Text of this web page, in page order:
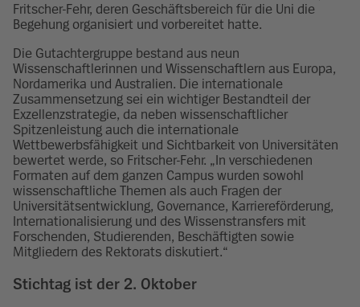
Fritscher-Fehr, deren Geschäftsbereich für die Uni die
Begehung organisiert und vorbereitet hatte.
Die Gutachtergruppe bestand aus neun
Wissenschaftlerinnen und Wissenschaftlern aus Europa,
Nordamerika und Australien. Die internationale
Zusammensetzung sei ein wichtiger Bestandteil der
Exzellenzstrategie, da neben wissenschaftlicher
Spitzenleistung auch die internationale
Wettbewerbsfähigkeit und Sichtbarkeit von Universitäten
bewertet werde, so Fritscher-Fehr. „In verschiedenen
Formaten auf dem ganzen Campus wurden sowohl
wissenschaftliche Themen als auch Fragen der
Universitätsentwicklung, Governance, Karriereförderung,
Internationalisierung und des Wissenstransfers mit
Forschenden, Studierenden, Beschäftigten sowie
Mitgliedern des Rektorats diskutiert.“
Stichtag ist der 2. Oktober